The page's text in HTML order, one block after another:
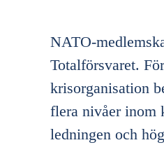
NATO-
Totalförsvaret.
krisorganisation
flera nivåer inom
ledningen och